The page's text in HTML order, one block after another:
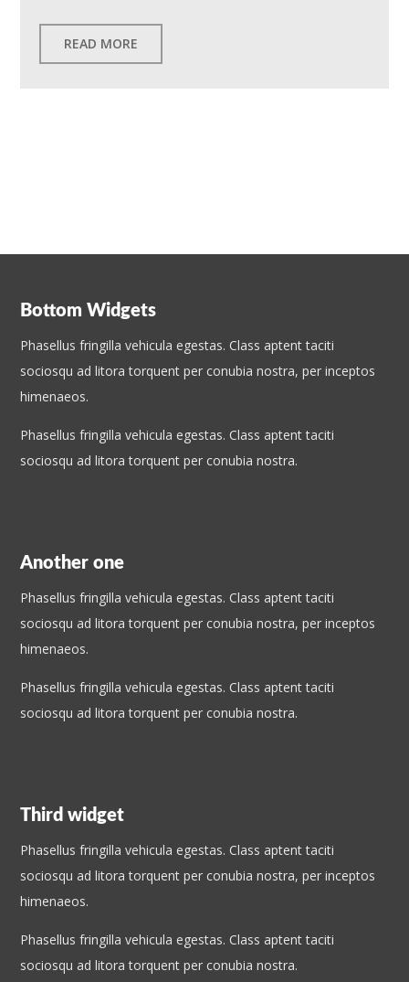
READ MORE
Bottom Widgets
Phasellus fringilla vehicula egestas. Class aptent taciti
sociosqu ad litora torquent per conubia nostra, per inceptos
himenaeos.
Phasellus fringilla vehicula egestas. Class aptent taciti
sociosqu ad litora torquent per conubia nostra.
Another one
Phasellus fringilla vehicula egestas. Class aptent taciti
sociosqu ad litora torquent per conubia nostra, per inceptos
himenaeos.
Phasellus fringilla vehicula egestas. Class aptent taciti
sociosqu ad litora torquent per conubia nostra.
Third widget
Phasellus fringilla vehicula egestas. Class aptent taciti
sociosqu ad litora torquent per conubia nostra, per inceptos
himenaeos.
Phasellus fringilla vehicula egestas. Class aptent taciti
sociosqu ad litora torquent per conubia nostra.